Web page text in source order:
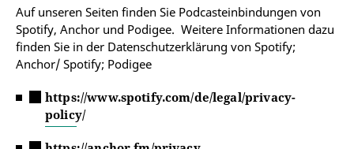
Auf unseren Seiten finden Sie Podcasteinbindungen von
Spotify, Anchor und Podigee. Weitere Informationen dazu
finden Sie in der Datenschutzerklärung von Spotify;
Anchor/ Spotify; Podigee
https://www.spotify.com/de/legal/privacy-
policy/